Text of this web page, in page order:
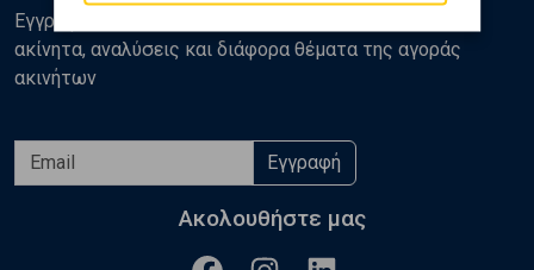
Εγγραφείτε στο newsletter της Golden Home για νέα
ακίνητα, αναλύσεις και διάφορα θέματα της αγοράς
ακινήτων
Εγγραφή
Ακολουθήστε μας